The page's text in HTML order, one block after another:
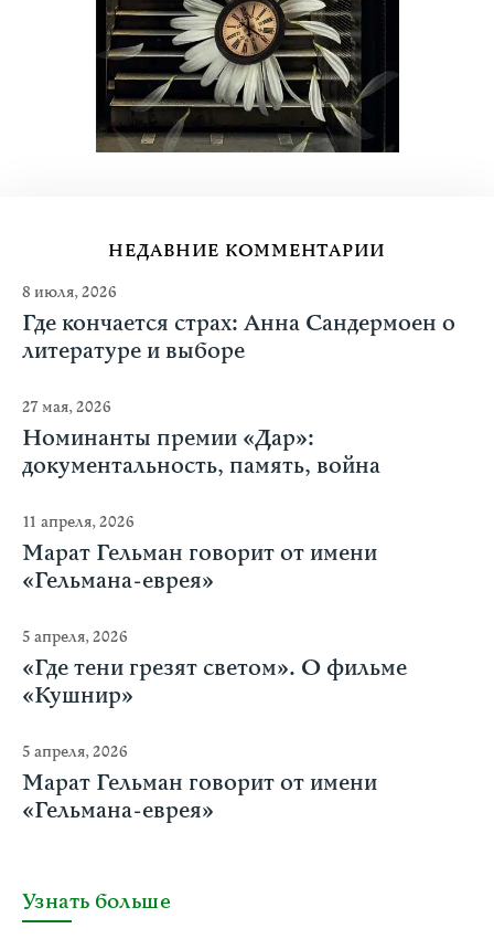
НЕДАВНИЕ КОММЕНТАРИИ
8 июля, 2026
Где кончается страх: Анна Сандермоен о
литературе и выборе
27 мая, 2026
Номинанты премии «Дар»:
документальность, память, война
11 апреля, 2026
Марат Гельман говорит от имени
«Гельмана-еврея»
5 апреля, 2026
«Где тени грезят светом». О фильме
«Кушнир»
5 апреля, 2026
Марат Гельман говорит от имени
«Гельмана-еврея»
Узнать больше